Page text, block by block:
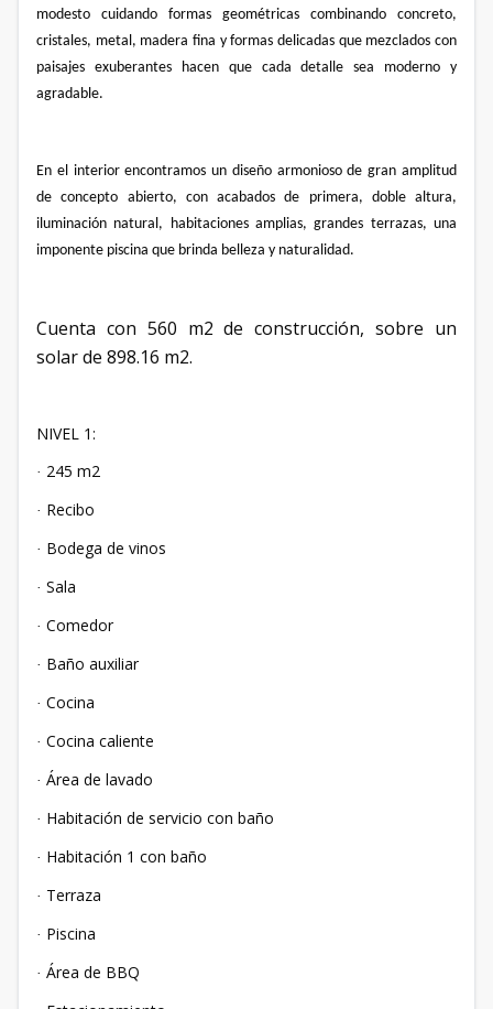
modesto cuidando formas geométricas combinando concreto,
cristales, metal, madera fina y formas delicadas que mezclados con
paisajes exuberantes hacen que cada detalle sea moderno y
agradable.
En el interior encontramos un diseño armonioso de gran amplitud
de concepto abierto, con acabados de primera, doble altura,
iluminación natural, habitaciones amplias, grandes terrazas, una
imponente piscina que brinda belleza y naturalidad.
Cuenta con 560 m2 de construcción, sobre un
solar de 898.16 m2.
NIVEL 1:
· 245 m2
· Recibo
· Bodega de vinos
· Sala
· Comedor
· Baño auxiliar
· Cocina
· Cocina caliente
· Área de lavado
· Habitación de servicio con baño
· Habitación 1 con baño
· Terraza
· Piscina
· Área de BBQ